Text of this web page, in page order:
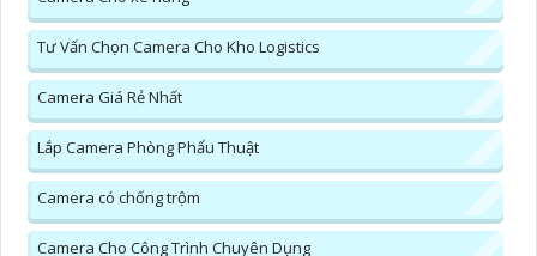
Tư Vấn Chọn Camera Cho Kho Logistics
Camera Giá Rẻ Nhất
Lắp Camera Phòng Phẩu Thuật
Camera có chống trộm
Camera Cho Công Trình Chuyên Dụng